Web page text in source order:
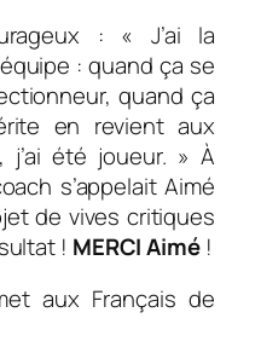
: « J’ai la
: quand ça se
quand ça
en revient aux
été joueur. » À
s’appelait Aimé
de vives critiques
! MERCI Aimé!
aux Français de